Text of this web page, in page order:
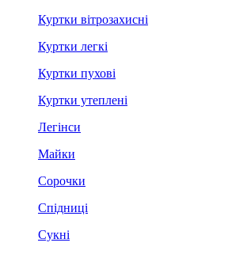
Куртки вітрозахисні
Куртки легкі
Куртки пухові
Куртки утеплені
Легінси
Майки
Сорочки
Спідниці
Сукні